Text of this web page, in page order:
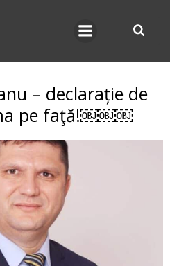
– declarație de
pe faţă!￼￼￼